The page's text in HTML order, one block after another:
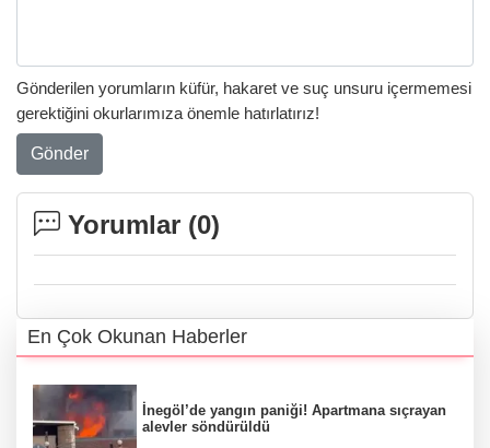
Gönderilen yorumların küfür, hakaret ve suç unsuru içermemesi
gerektiğini okurlarımıza önemle hatırlatırız!
Gönder
Yorumlar (0)
En Çok Okunan Haberler
İnegöl’de yangın paniği! Apartmana sıçrayan
alevler söndürüldü